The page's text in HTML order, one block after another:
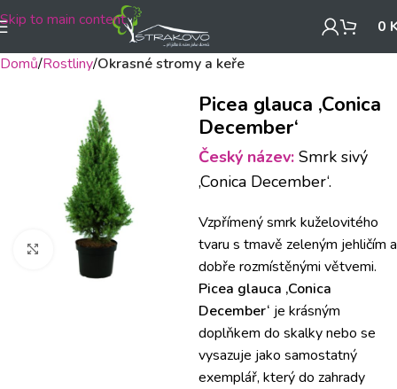
Skip to main content 0
Domů Rostliny Okrasné stromy a keře
Klikněte pro zvětšení
Picea glauca ‚Conica
December‘
Český název: Smrk sivý
‚Conica December‘.
Vzpřímený smrk kuželovitého
tvaru s tmavě zeleným jehličím a
dobře rozmístěnými větvemi.
Picea glauca ‚Conica
December‘ je krásným
doplňkem do skalky nebo se
vysazuje jako samostatný
exemplář, který do zahrady